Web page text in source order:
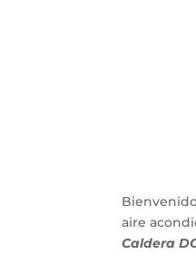
aire
Caldera